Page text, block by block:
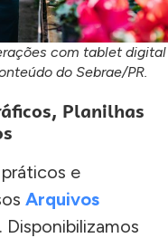
com tablet digital
do Sebrae/PR.
Planilhas
e
Arquivos
Disponibilizamos